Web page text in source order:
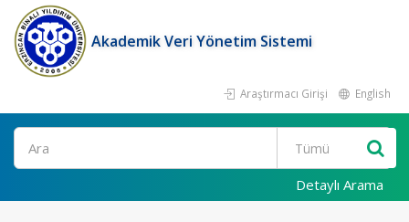
Akademik Veri Yönetim Sistemi
Araştırmacı Girişi English
Ara
Detaylı Arama